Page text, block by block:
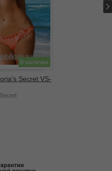
В наличии
Secret VS-